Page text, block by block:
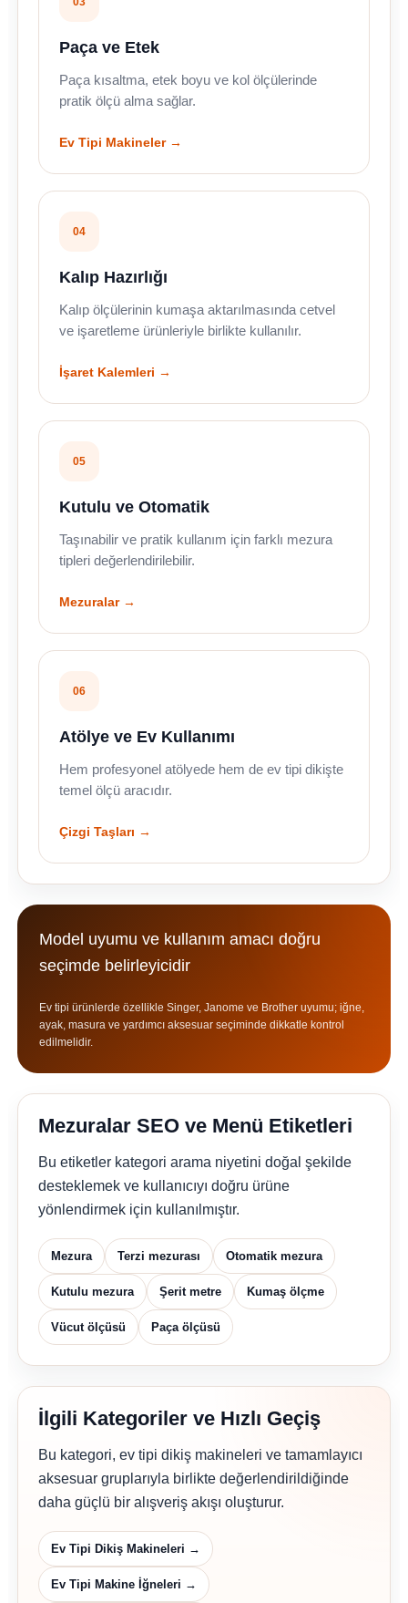
Paça ve Etek
Paça kısaltma, etek boyu ve kol ölçülerinde
pratik ölçü alma sağlar.
Ev Tipi Makineler →
04
Kalıp Hazırlığı
Kalıp ölçülerinin kumaşa aktarılmasında cetvel
ve işaretleme ürünleriyle birlikte kullanılır.
İşaret Kalemleri →
05
Kutulu ve Otomatik
Taşınabilir ve pratik kullanım için farklı mezura
tipleri değerlendirilebilir.
Mezuralar →
06
Atölye ve Ev Kullanımı
Hem profesyonel atölyede hem de ev tipi dikişte
temel ölçü aracıdır.
Çizgi Taşları →
Model uyumu ve kullanım amacı doğru
seçimde belirleyicidir
Ev tipi ürünlerde özellikle Singer, Janome ve Brother uyumu; iğne,
ayak, masura ve yardımcı aksesuar seçiminde dikkatle kontrol
edilmelidir.
Mezuralar SEO ve Menü Etiketleri
Bu etiketler kategori arama niyetini doğal şekilde
desteklemek ve kullanıcıyı doğru ürüne
yönlendirmek için kullanılmıştır.
Mezura Terzi mezurası Otomatik mezura
Kutulu mezura Şerit metre Kumaş ölçme
Vücut ölçüsü Paça ölçüsü
İlgili Kategoriler ve Hızlı Geçiş
Bu kategori, ev tipi dikiş makineleri ve tamamlayıcı
aksesuar gruplarıyla birlikte değerlendirildiğinde
daha güçlü bir alışveriş akışı oluşturur.
Ev Tipi Dikiş Makineleri →
Ev Tipi Makine İğneleri →